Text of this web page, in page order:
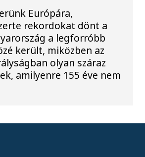
Európára,
rekordokat dönt a
a legforróbb
került, miközben az
olyan száraz
amilyenre 155 éve nem